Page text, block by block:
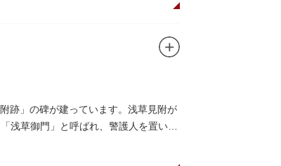
跡」の碑が建っています。浅草見附が
浅草御門」と呼ばれ、警護人を置いて